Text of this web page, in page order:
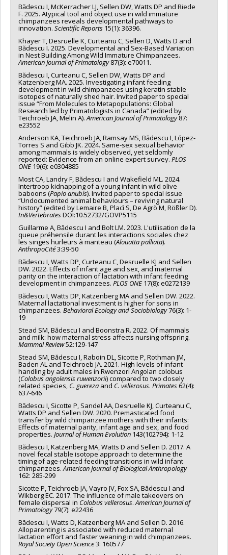
Bădescu I, McKerracher LJ, Sellen DW, Watts DP and Riede
F. 2025. Atypical tool and object use in wild immature
chimpanzees reveals developmental pathways to
innovation. Scientific Reports 15(1): 36396.
Khayer T, Desruelle K, Curteanu C, Sellen D, Watts D and
Bădescu I. 2025. Developmental and Sex-Based Variation
in Nest Building Among Wild Immature Chimpanzees.
American Journal of Primatology87(3): e70011.
Bădescu I, Curteanu C, Sellen DW, Watts DP and
Katzenberg MA. 2025. Investigating infant feeding
development in wild chimpanzees using keratin stable
isotopes of naturally shed hair. Invited paper to special
issue “From Molecules to Metapopulations: Global
Research led by Primatologists in Canada” (edited by
Teichroeb JA, Melin A).American Journal of Primatology87:
e23552
Anderson KA, Teichroeb JA, Ramsay MS, Bădescu I, López-
Torres S and Gibb JK. 2024. Same-sex sexual behavior
among mammals is widely observed, yet seldomly
reported: Evidence from an online expert survey. PLOS
ONE 19(6): e0304885
Most CA, Landry F, Bădescu I and Wakefield ML. 2024.
Intertroop kidnapping of a young infant in wild olive
baboons (Papio anubis). Invited paper to special issue
“Undocumented animal behaviours – reviving natural
history” (edited by Lemaire B, Placì S, De Agrò M, Rößler D).
In&VertebratesDOI:10.52732/GOVP5115
Guillarme A, Bădescu I and Bolt LM. 2023. L'utilisation de la
queue préhensile durant les interactions sociales chez
les singes hurleurs à manteau (Alouatta palliata).
AnthropoCité3:39-50
Bădescu I, Watts DP, Curteanu C, Desruelle KJ and Sellen
DW. 2022. Effects of infant age and sex, and maternal
parity on the interaction of lactation with infant feeding
development in chimpanzees. PLOS ONE 17(8): e0272139
Bădescu I, Watts DP, Katzenberg MA and Sellen DW. 2022.
Maternal lactational investment is higher for sons in
chimpanzees. Behavioral Ecology and Sociobiology76(3): 1-
19
Stead SM, Bădescu I and Boonstra R. 2022. Of mammals
and milk: how maternal stress affects nursing offspring.
Mammal Review52:129-147
Stead SM, Bădescu I, Raboin DL, Sicotte P, Rothman JM,
Baden AL and Teichroeb JA. 2021. High levels of infant
handling by adult males in Rwenzori Angolan colobus
(Colobus angolensis ruwenzorii) compared to two closely
related species, C. guereza and C. vellerosus. Primates 62(4):
637-646
Bădescu I, Sicotte P, Sandel AA, Desruelle KJ, Curteanu C,
Watts DP and Sellen DW. 2020. Premasticated food
transfer by wild chimpanzee mothers with their infants:
Effects of maternal parity, infant age and sex, and food
properties. Journal of Human Evolution 143(102794): 1-12
Bădescu I, Katzenberg MA, Watts D and Sellen D. 2017. A
novel fecal stable isotope approach to determine the
timing of age-related feeding transitions in wild infant
chimpanzees.American Journal of Biological Anthropology
162: 285-299
Sicotte P, Teichroeb JA, Vayro JV, Fox SA, Bădescu I and
Wikberg EC. 2017. The influence of male takeovers on
female dispersal in Colobus vellerosus.American Journal of
Primatology79(7): e22436
Bădescu I, Watts D, Katzenberg MA and Sellen D. 2016.
Alloparenting is associated with reduced maternal
lactation effort and faster weaning in wild chimpanzees.
Royal Society Open Science3: 160577